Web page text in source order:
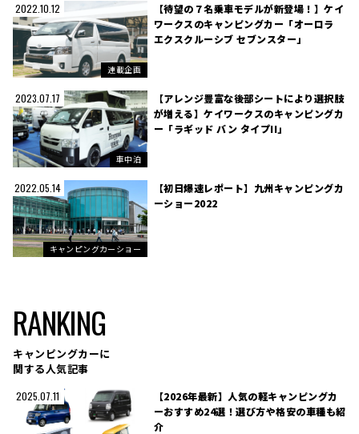
2022.10.12
連載企画
【待望の７名乗車モデルが新登場！】ケイ
ワークスのキャンピングカー「オーロラ
エクスクルーシブ セブンスター」
2023.07.17
車中泊
【アレンジ豊富な後部シートにより選択肢
が増える】ケイワークスのキャンピングカ
ー「ラギッド バン タイプII」
2022.05.14
キャンピングカーショー
【初日爆速レポート】九州キャンピングカ
ーショー2022
RANKING
キャンピングカーに
関する人気記事
2025.07.11
【2026年最新】人気の軽キャンピングカ
ーおすすめ24選！選び方や格安の車種も紹
介